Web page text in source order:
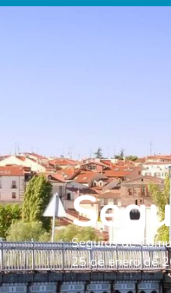
Seguros de
25 de enero de